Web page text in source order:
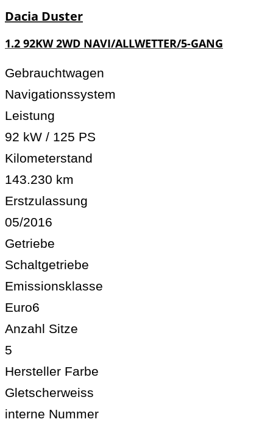
Dacia Duster
1.2 92KW 2WD NAVI/ALLWETTER/5-GANG
Gebrauchtwagen
Navigationssystem
Leistung
92 kW / 125 PS
Kilometerstand
143.230 km
Erstzulassung
05/2016
Getriebe
Schaltgetriebe
Emissionsklasse
Euro6
Anzahl Sitze
5
Hersteller Farbe
Gletscherweiss
interne Nummer